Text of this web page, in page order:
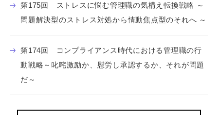
第175回 ストレスに悩む管理職の気構え転換戦略 ～
問題解決型のストレス対処から情動焦点型のそれへ ～
第174回 コンプライアンス時代における管理職の行
動戦略～叱咤激励か、慰労し承認するか、それが問題
だ～